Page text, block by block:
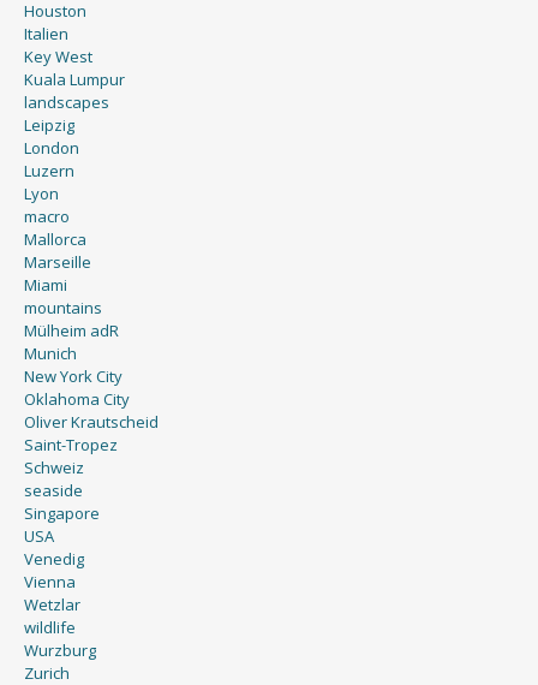
Houston
Italien
Key West
Kuala Lumpur
landscapes
Leipzig
London
Luzern
Lyon
macro
Mallorca
Marseille
Miami
mountains
Mülheim adR
Munich
New York City
Oklahoma City
Oliver Krautscheid
Saint-Tropez
Schweiz
seaside
Singapore
USA
Venedig
Vienna
Wetzlar
wildlife
Wurzburg
Zurich